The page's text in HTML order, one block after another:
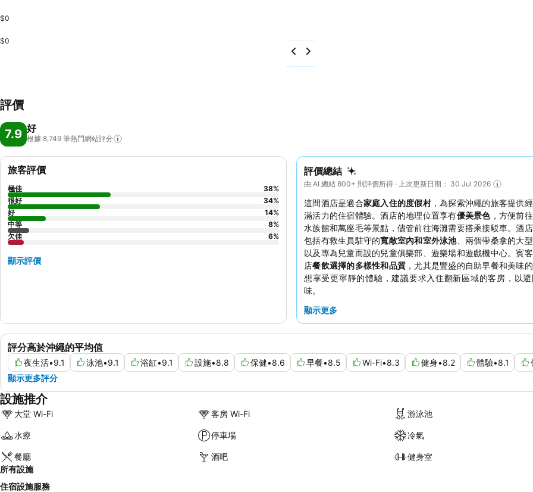
$0
$0
評價
7.9 好
根據 8,749 筆熱門網站評分
評價總結
由 AI 總結 800+ 則評價所得 · 上次更新日期： 30 Jul 2026
這間酒店是適合家庭入住的度假村，為探索沖繩的旅客提供
滿活力的住宿體驗。酒店的地理位置享有優美景色，方便前
水族館和萬座毛等景點，儘管前往海灘需要搭乘接駁車。酒店
包括有救生員駐守的寬敞室內和室外泳池、兩個帶桑拿的大
以及專為兒童而設的兒童俱樂部、遊樂場和遊戲機中心。賓
店餐飲選擇的多樣性和品質 ，尤其是豐盛的自助早餐和美味
想享受更寧靜的體驗，建議要求入住翻新區域的客房，以
味。
顯示更多
評分高於沖繩的平均值
夜生活•9.1 泳池•9.1 浴缸•9.1 設施•8.8 保健•8.6 早餐•8.5 Wi-Fi•8.3 健身•8.2 體驗•8.1
顯示更多評分
旅客評價
極佳 38%
很好
34%
好
14%
中等
8%
欠佳
6%
顯示評價
設施推介
大堂 Wi-Fi 客房 Wi-Fi 游泳池
水療 停車場 冷氣
餐廳 酒吧
健身室
所有設施
住宿設施服務